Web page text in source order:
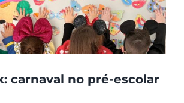
de
Escolas
Bilingues
carnaval no pré-escolar